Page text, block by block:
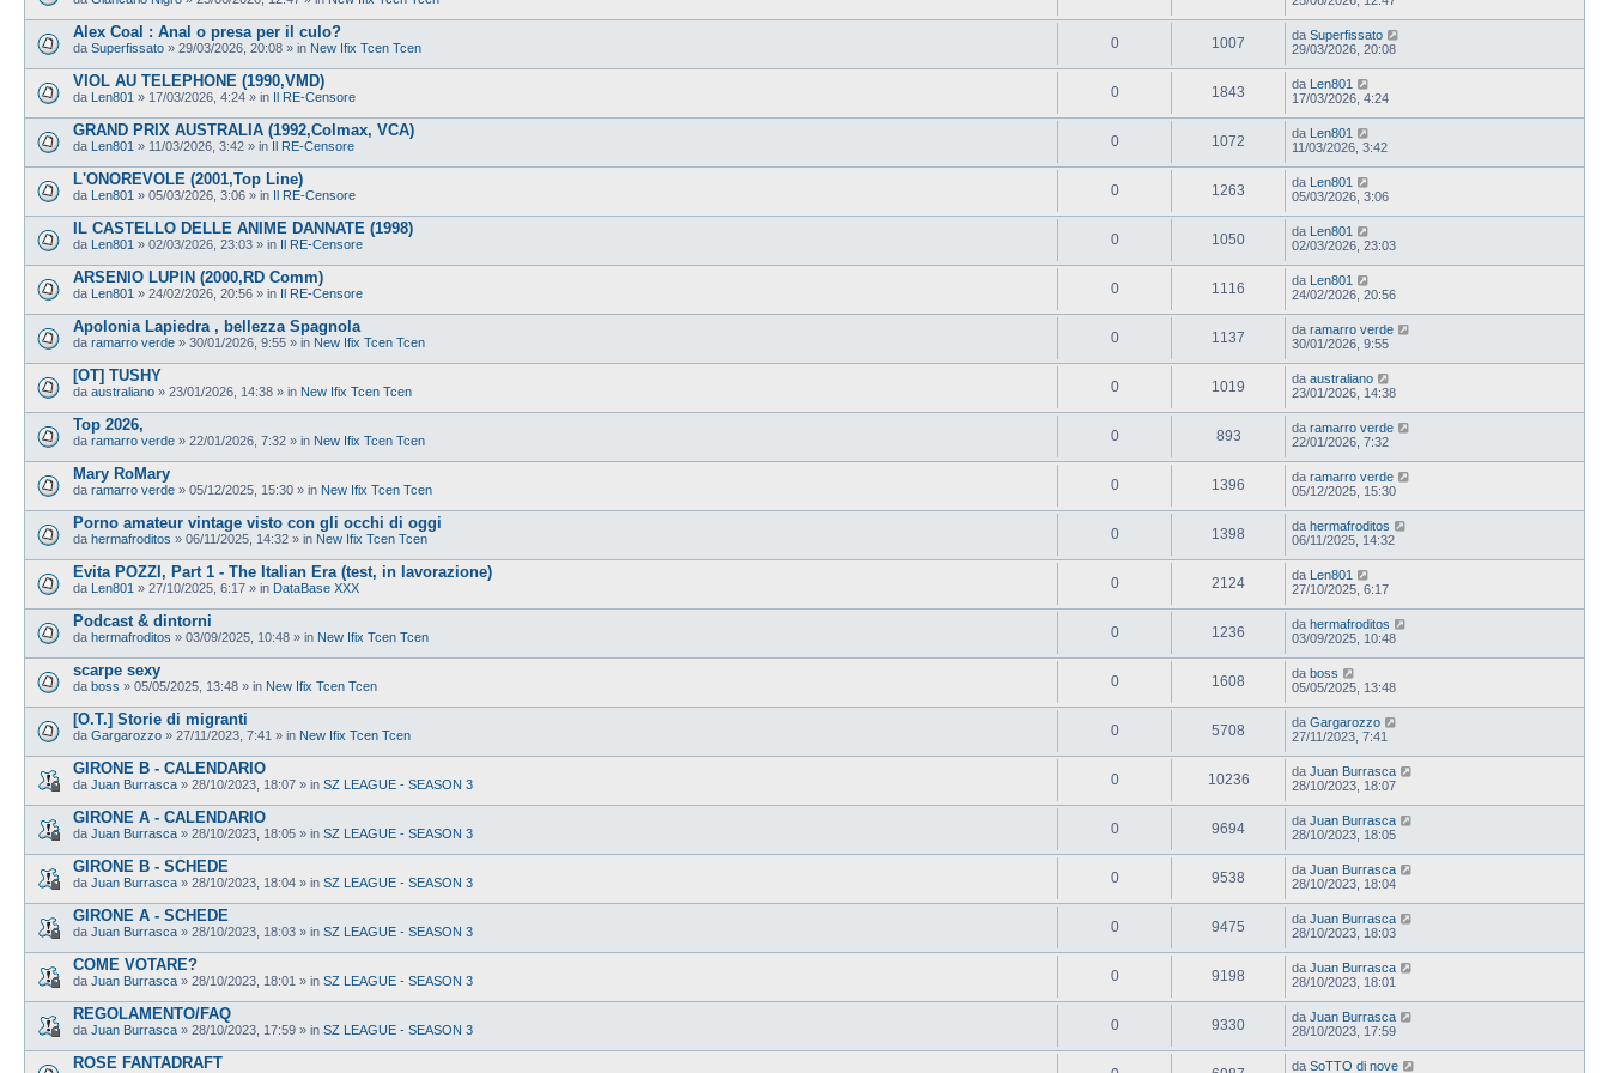
Alex Coal : Anal o presa per il culo?
da Superfissato » 29/03/2026, 20:08 » in New Ifix Tcen Tcen 0 1007 da Superfissato
29/03/2026, 20:08
VIOL AU TELEPHONE (1990,VMD)
da Len801 » 17/03/2026, 4:24 » in Il RE-Censore 0 1843 da Len801
17/03/2026, 4:24
GRAND PRIX AUSTRALIA (1992,Colmax, VCA)
da Len801 » 11/03/2026, 3:42 » in Il RE-Censore 0 1072 da Len801
11/03/2026, 3:42
L'ONOREVOLE (2001,Top Line)
da Len801 » 05/03/2026, 3:06 » in Il RE-Censore 0 1263 da Len801
05/03/2026, 3:06
IL CASTELLO DELLE ANIME DANNATE (1998)
da Len801 » 02/03/2026, 23:03 » in Il RE-Censore 0 1050 da Len801
02/03/2026, 23:03
ARSENIO LUPIN (2000,RD Comm)
da Len801 » 24/02/2026, 20:56 » in Il RE-Censore 0 1116 da Len801
24/02/2026, 20:56
Apolonia Lapiedra , bellezza Spagnola
da ramarro verde » 30/01/2026, 9:55 » in New Ifix Tcen Tcen 0 1137 da ramarro verde
30/01/2026, 9:55
[OT] TUSHY
da australiano » 23/01/2026, 14:38 » in New Ifix Tcen Tcen 0 1019 da australiano
23/01/2026, 14:38
Top 2026,
da ramarro verde » 22/01/2026, 7:32 » in New Ifix Tcen Tcen 0 893 da ramarro verde
22/01/2026, 7:32
Mary RoMary
da ramarro verde » 05/12/2025, 15:30 » in New Ifix Tcen Tcen 0 1396 da ramarro verde
05/12/2025, 15:30
Porno amateur vintage visto con gli occhi di oggi
da hermafroditos » 06/11/2025, 14:32 » in New Ifix Tcen Tcen 0 1398 da hermafroditos
06/11/2025, 14:32
Evita POZZI, Part 1 - The Italian Era (test, in lavorazione)
da Len801 » 27/10/2025, 6:17 » in DataBase XXX 0 2124 da Len801
27/10/2025, 6:17
Podcast & dintorni
da hermafroditos » 03/09/2025, 10:48 » in New Ifix Tcen Tcen 0 1236 da hermafroditos
03/09/2025, 10:48
scarpe sexy
da boss » 05/05/2025, 13:48 » in New Ifix Tcen Tcen 0 1608 da boss
05/05/2025, 13:48
[O.T.] Storie di migranti
da Gargarozzo » 27/11/2023, 7:41 » in New Ifix Tcen Tcen 0 5708 da Gargarozzo
27/11/2023, 7:41
GIRONE B - CALENDARIO
da Juan Burrasca » 28/10/2023, 18:07 » in SZ LEAGUE - SEASON 3 0 10236 da Juan Burrasca
28/10/2023, 18:07
GIRONE A - CALENDARIO
da Juan Burrasca » 28/10/2023, 18:05 » in SZ LEAGUE - SEASON 3 0 9694 da Juan Burrasca
28/10/2023, 18:05
GIRONE B - SCHEDE
da Juan Burrasca » 28/10/2023, 18:04 » in SZ LEAGUE - SEASON 3 0 9538 da Juan Burrasca
28/10/2023, 18:04
GIRONE A - SCHEDE
da Juan Burrasca » 28/10/2023, 18:03 » in SZ LEAGUE - SEASON 3 0 9475 da Juan Burrasca
28/10/2023, 18:03
COME VOTARE?
da Juan Burrasca » 28/10/2023, 18:01 » in SZ LEAGUE - SEASON 3 0 9198 da Juan Burrasca
28/10/2023, 18:01
REGOLAMENTO/FAQ
da Juan Burrasca » 28/10/2023, 17:59 » in SZ LEAGUE - SEASON 3 0 9330 da Juan Burrasca
28/10/2023, 17:59
ROSE FANTADRAFT da SoTTO di nove